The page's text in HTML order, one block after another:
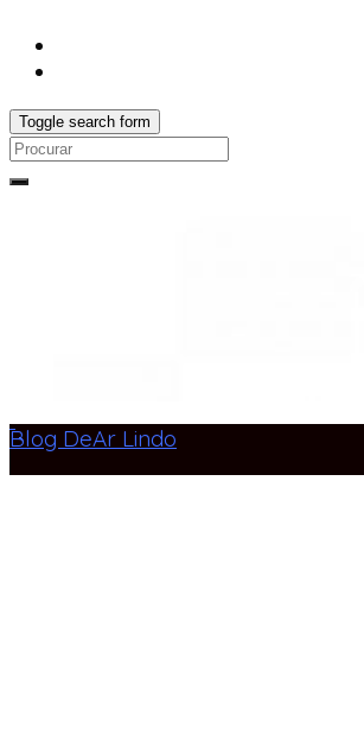
Toggle search form
Search
Blog DeAr Lindo